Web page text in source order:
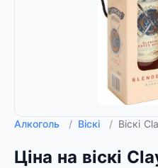
Алкоголь / Віскі / Віскі
Ціна на віскі